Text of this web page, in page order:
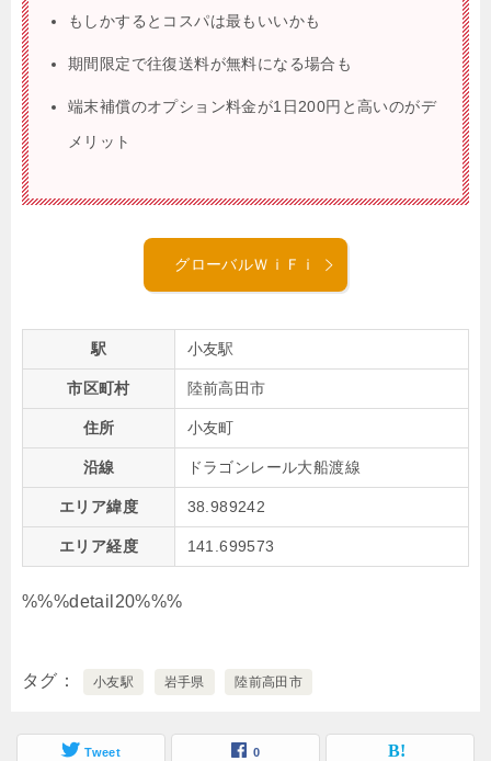
もしかするとコスパは最もいいかも
期間限定で往復送料が無料になる場合も
端末補償のオプション料金が1日200円と高いのがデ
メリット
グローバルＷｉＦｉ
駅 小友駅
市区町村 陸前高田市
住所 小友町
沿線 ドラゴンレール大船渡線
エリア緯度 38.989242
エリア経度 141.699573
%%%detail20%%%
タグ 小友駅 岩手県 陸前高田市
Tweet 0